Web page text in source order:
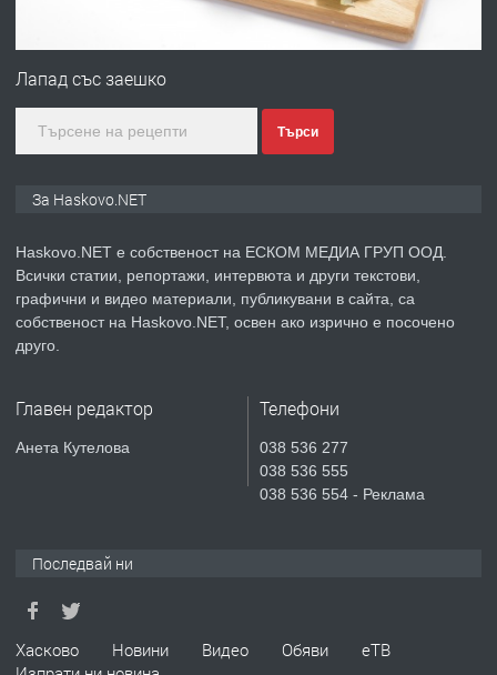
№4120 Магазин/Офис под наем в кв.
Любен Каравелов, Хасково-близо до
преди 4 дни
ПРЕДЛАГА
Продавам парцел в гр. Хасково кв.
СГЛОБЯВАНЕ НА МЕБЕЛИ.
ПРЕДЛАГА
апартамент под наем в кв.
Лапад със заешко
Търси
За Haskovo.NET
Haskovo.NET е собственост на ЕСКОМ МЕДИА ГРУП ООД.
Всички статии, репортажи, интервюта и други текстови,
графични и видео материали, публикувани в сайта, са
собственост на Haskovo.NET, освен ако изрично е посочено
друго.
Главен редактор
Анета Кутелова
Телефони
038 536 277
038 536 555
038 536 554 - Реклама
Последвай ни
Хасково Новини Видео Обяви
еТВ